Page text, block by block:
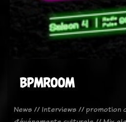
BPMROOM
News // Interviews // promotion